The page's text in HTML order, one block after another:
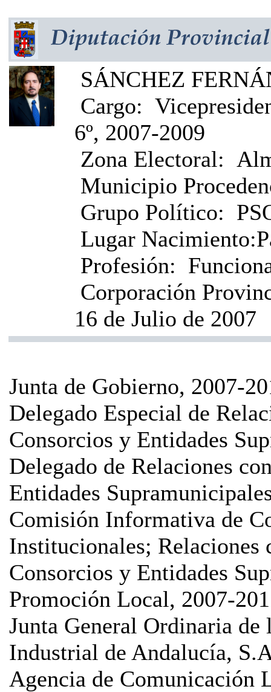
SÁNCHEZ
Cargo:
6º, 2007-2009
Zona Electoral:
Municipio
Grupo Político:
Lugar Nacimiento:
Profesión:
Corporación
16 de Julio de 2007
Junta de Gobierno, 2007-
Delegado Especial de
Consorcios y Entidades
Delegado de Relaciones
Entidades
Comisión Informativa de
Institucionales; Relaciones
Consorcios y Entidades
Promoción Local, 2007-
Junta General Ordinaria
Industrial de Andalucía,
Agencia de Comunicación